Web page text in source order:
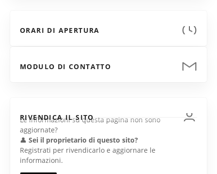
ORARI DI APERTURA
MODULO DI CONTATTO
RIVENDICA IL SITO
Le informazioni su questa pagina non sono
aggiornate?
👤 Sei il proprietario di questo sito?
Registrati per rivendicarlo e aggiornare le
informazioni.